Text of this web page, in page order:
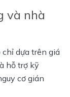
và nhà
dựa trên giá
hỗ trợ kỹ
cơ gián